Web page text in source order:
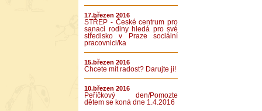
17.březen 2016
STŘEP - České centrum pro
sanaci rodiny hledá pro své
středisko v Praze sociální
pracovnici/ka
15.březen 2016
Chcete mít radost? Darujte ji!
10.březen 2016
Peříčkový den/Pomozte
dětem se koná dne 1.4.2016